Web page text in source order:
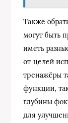
Также
могут быть
иметь
от целей
тренажёры
функции,
глубины
для